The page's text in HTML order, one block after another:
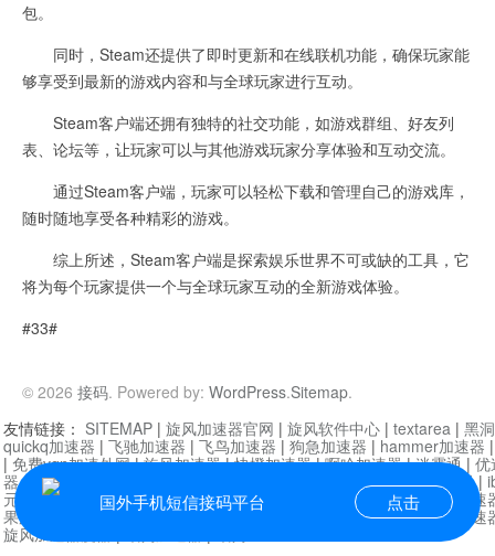
包。
同时，Steam还提供了即时更新和在线联机功能，确保玩家能
够享受到最新的游戏内容和与全球玩家进行互动。
Steam客户端还拥有独特的社交功能，如游戏群组、好友列
表、论坛等，让玩家可以与其他游戏玩家分享体验和互动交流。
通过Steam客户端，玩家可以轻松下载和管理自己的游戏库，
随时随地享受各种精彩的游戏。
综上所述，Steam客户端是探索娱乐世界不可或缺的工具，它
将为每个玩家提供一个与全球玩家互动的全新游戏体验。
#33#
© 2026 接码. Powered by: WordPress.Sitemap.
国外手机短信接码平台 点击
友情链接： SITEMAP | 旋风加速器官网 | 旋风软件中心 | textarea | 黑
quickq加速器 | 飞驰加速器 | 飞鸟加速器 | 狗急加速器 | hammer加速器
| 免费vqn加速外网|旋风加速器|快橙加速器|啊哈加速器|迷雾通| 优
器| 快柠檬加速器 |anycast加速器|
元机场加速器
|一元机场|老王加速器| | 白石山|
小牛加速
果加速器
黑洞加速|银河加速器| 猎豹加速器 海鸥加速器|芒果加速
旋风加速器度器